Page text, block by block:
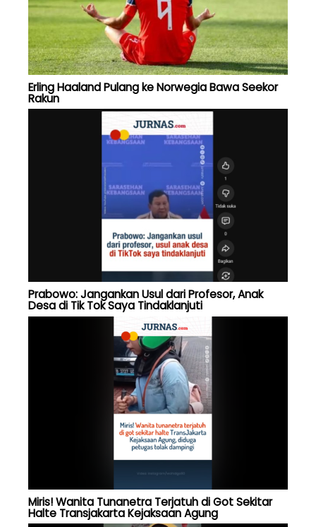
Erling Haaland Pulang ke Norwegia Bawa Seekor
Rakun
Prabowo: Jangankan Usul dari Profesor, Anak
Desa di Tik Tok Saya Tindaklanjuti
Miris! Wanita Tunanetra Terjatuh di Got Sekitar
Halte Transjakarta Kejaksaan Agung